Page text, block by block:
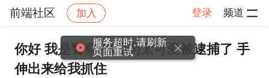
前端社区 加入 登录 频道
社区 前端社区 感慨 帖子详情
你好 我是警察 你因为太可爱被逮捕了 手
伸出来给我抓住 ​​​
服务超时,请刷新
页面重试